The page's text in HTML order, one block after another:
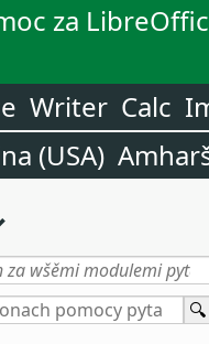
za
Writer Calc
(USA)